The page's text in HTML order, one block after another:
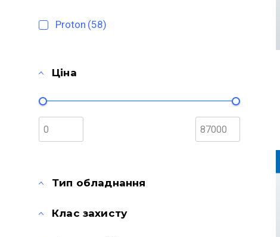
Proton (58)
Ціна
Тип обладнання
Клас захисту